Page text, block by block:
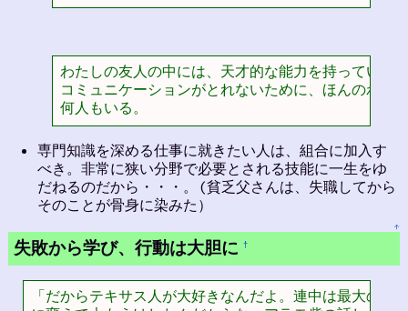
わたしの友人の中には、天才的な能力を持っている
コミュニケーションがとれないために、ほんのわず
何人もいる。
専門知識を深める仕事に就きたい人は、組合に加入す
べき。非常に狭い分野で必要とされる技能に一生をゆ
だねるのだから・・・。(貧乏父さんは、失職してから
そのことが骨身に染みた）
↑
失敗から学び、行動は大胆に †
「だからテキサス人が大好きなんだよ。連中は最大の失